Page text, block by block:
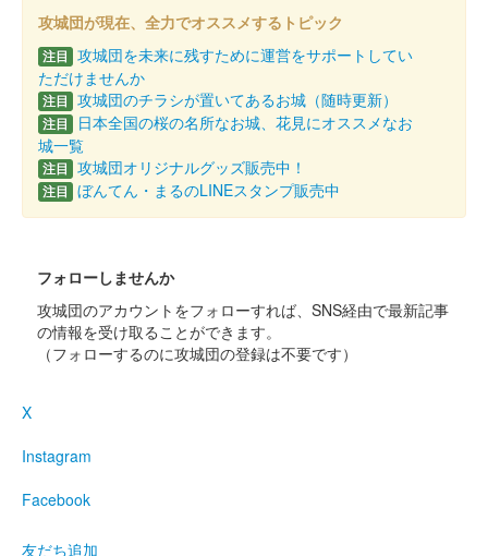
八幡山城 御城印 令和4年度花シリーズ 秋桜
八幡山城 記念御朱印 令和4年限定 豊臣秀次（金
バージョン）
正月限定版。菊花紋が金色で押されている。
八幡山城 記念御朱印
ジョン）
正月限定版。菊花紋が金色で押されている。
八幡山城 記念御朱印
攻城団が現在、全力でオススメするトピック
注目 攻城団を未来に残すために運営をサポートしてい
ただけませんか
注目 攻城団のチラシが置いてあるお城（随時更新）
注目
日本全国の桜の名所なお城、花見にオススメなお
城一覧
注目 攻城団オリジナルグッズ販売中！
注目 ぼんてん・まるのLINEスタンプ販売中
フォローしませんか
攻城団のアカウントをフォローすれば、SNS経由で最新記事
の情報を受け取ることができます。
（フォローするのに攻城団の登録は不要です）
X
Instagram
Facebook
友だち追加